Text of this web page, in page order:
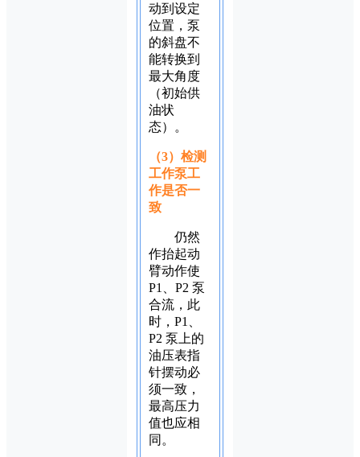
动到设定
位置，泵
的斜盘不
能转换到
最大角度
（初始供
油状
态）。
（3）检测
工作泵工
作是否一
致
仍然
作抬起动
臂动作使
P1、P2 泵
合流，此
时，P1、
P2 泵上的
油压表指
针摆动必
须一致，
最高压力
值也应相
同。